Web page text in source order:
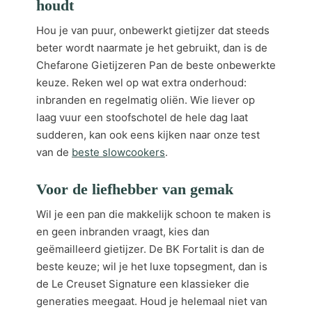
houdt
Hou je van puur, onbewerkt gietijzer dat steeds
beter wordt naarmate je het gebruikt, dan is de
Chefarone Gietijzeren Pan de beste onbewerkte
keuze. Reken wel op wat extra onderhoud:
inbranden en regelmatig oliën. Wie liever op
laag vuur een stoofschotel de hele dag laat
sudderen, kan ook eens kijken naar onze test
van de beste slowcookers.
Voor de liefhebber van gemak
Wil je een pan die makkelijk schoon te maken is
en geen inbranden vraagt, kies dan
geëmailleerd gietijzer. De BK Fortalit is dan de
beste keuze; wil je het luxe topsegment, dan is
de Le Creuset Signature een klassieker die
generaties meegaat. Houd je helemaal niet van